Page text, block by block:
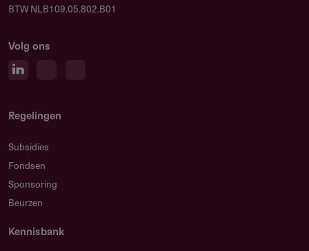
BTW NLB109.05.802.B01
Volg ons
Regelingen
Subsidies
Fondsen
Sponsoring
Beurzen
Kennisbank